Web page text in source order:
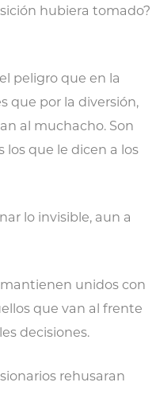
hubiera tomado?
peligro que en la
que por la diversión,
al muchacho. Son
los que le dicen a los
lo invisible, aun a
mantienen unidos con
que van al frente
decisiones.
rehusaran